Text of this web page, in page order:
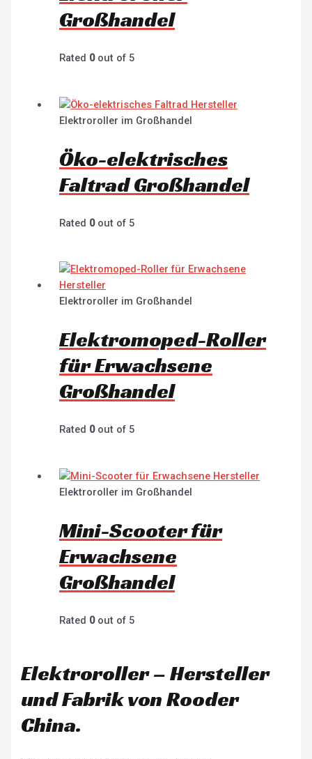
Großhandel
Rated 0out of 5
Elektroroller im Großhandel
Öko-elektrisches
Faltrad Großhandel
Rated 0out of 5
Elektroroller im Großhandel
Elektromoped-Roller
für Erwachsene
Großhandel
Rated 0out of 5
Elektroroller im Großhandel
Mini-Scooter für
Erwachsene
Großhandel
Rated 0out of 5
Elektroroller – Hersteller
und Fabrik von Rooder
China.